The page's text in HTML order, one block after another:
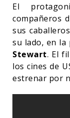
El
compañeros
sus
su lado, en la
Stewart. El
los cines de
estrenar por